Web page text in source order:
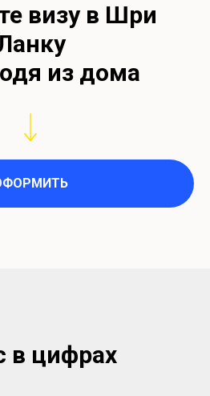
визу в Шри
из дома
в цифрах